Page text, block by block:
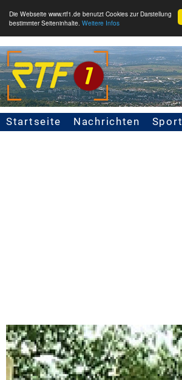
Die Webseite www.rtf1.de benutzt Cookies zur Darstellung
bestimmter Seiteninhalte. Weitere Infos
Seitennavigation
Startseite Nachrichten Sport